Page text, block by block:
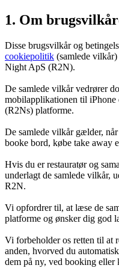
1. Om
Disse brugsvilkår og
cookiepolitik (samlede
Night ApS (R2N).
De samlede vilkår vedrører
mobilapplikationen til
(R2Ns) platforme.
De samlede vilkår gælder,
booke bord, købe take away
Hvis du er restauratør og
underlagt de samlede vilkår,
R2N.
Vi opfordrer til, at læse de
platforme og ønsker dig god
Vi forbeholder os retten til at
anden, hvorved du
dem på ny, ved booking eller